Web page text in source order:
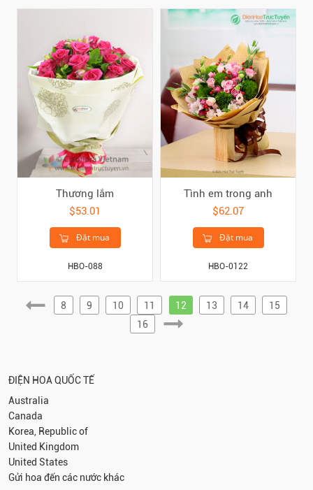
Thương lắm
$53.01
Đặt mua
HBO-088
Tình em trong anh
$62.07
Đặt mua
HBO-0122
8 9 10 11 12 13 14
15
16
ĐIỆN HOA QUỐC TẾ
Australia
Canada
Korea, Republic of
United Kingdom
United States
Gửi hoa đến các nước khác